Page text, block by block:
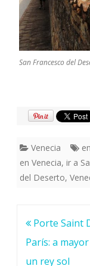
San Francesco del
Venecia
en Venecia, ir a
del Deserto,
Navegación
de
entradas
Porte Saint
París: a
un rey sol